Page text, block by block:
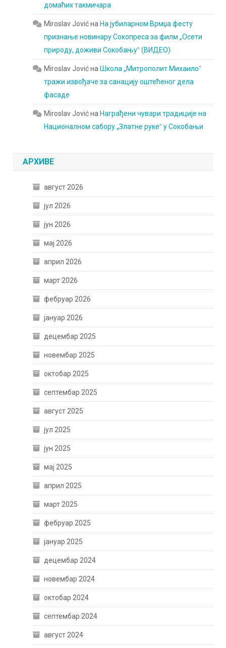
домаћих такмичара
Miroslav Jovićна На јубиларном Врмџа фесту
признање новинару Сокопреса за филм „Осети
природу, доживи Сокобањуˮ (ВИДЕО)
Miroslav Jovićна Школа „Митрополит Михаилоˮ
тражи извођаче за санацију оштећеног дела
фасаде
Miroslav Jovićна Награђени чувари традиције на
Националном сабору „Златне рукеˮ у Сокобањи
АРХИВЕ
август 2026
јул 2026
јун 2026
мај 2026
април 2026
март 2026
фебруар 2026
јануар 2026
децембар 2025
новембар 2025
октобар 2025
септембар 2025
август 2025
јул 2025
јун 2025
мај 2025
април 2025
март 2025
фебруар 2025
јануар 2025
децембар 2024
новембар 2024
октобар 2024
септембар 2024
август 2024